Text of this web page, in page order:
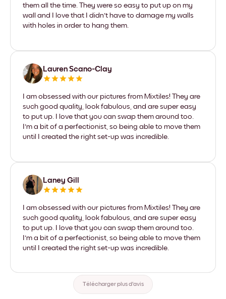
them all the time. They were so easy to put up on my
wall and I love that I didn't have to damage my walls
with holes in order to hang them.
Lauren Scano-Clay
I am obsessed with our pictures from Mixtiles! They are
such good quality, look fabulous, and are super easy
to put up. I love that you can swap them around too.
I'm a bit of a perfectionist, so being able to move them
until I created the right set-up was incredible.
Laney Gill
I am obsessed with our pictures from Mixtiles! They are
such good quality, look fabulous, and are super easy
to put up. I love that you can swap them around too.
I'm a bit of a perfectionist, so being able to move them
until I created the right set-up was incredible.
Télécharger plus d'avis